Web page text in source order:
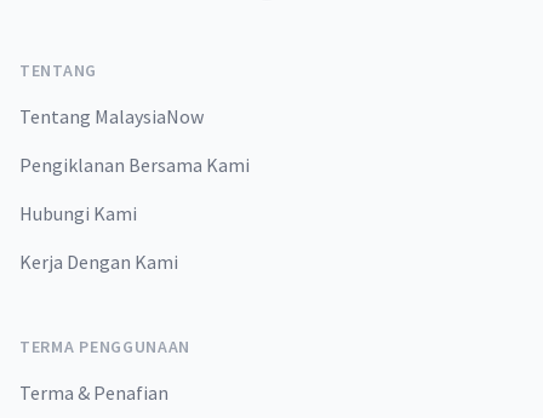
TENTANG
Tentang MalaysiaNow
Pengiklanan Bersama Kami
Hubungi Kami
Kerja Dengan Kami
TERMA PENGGUNAAN
Terma & Penafian